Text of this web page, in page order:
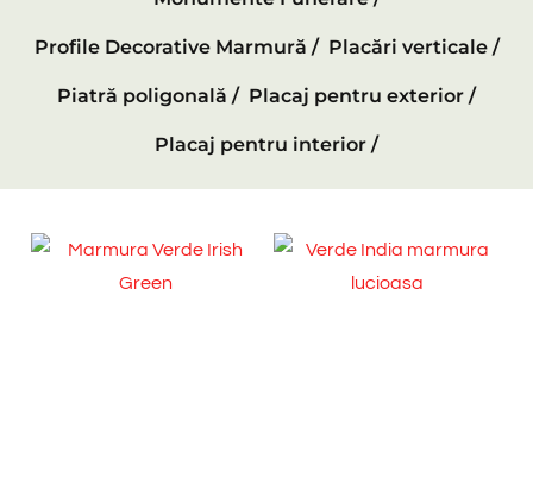
Profile Decorative Marmură / Placări verticale /
Piatră poligonală / Placaj pentru exterior /
Placaj pentru interior /